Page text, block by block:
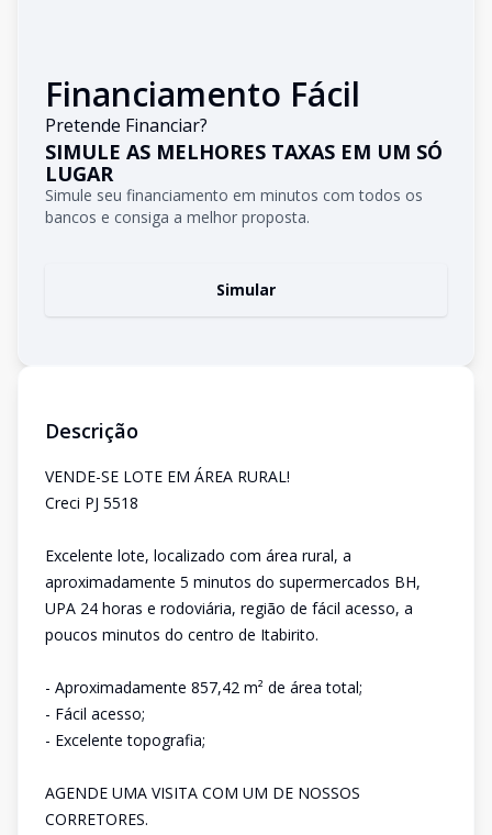
Financiamento Fácil
Pretende Financiar?
SIMULE AS MELHORES TAXAS EM UM SÓ
LUGAR
Simule seu financiamento em minutos com todos os
bancos e consiga a melhor proposta.
Simular
Descrição
VENDE-SE LOTE EM ÁREA RURAL!
Creci PJ 5518
Excelente lote, localizado com área rural, a
aproximadamente 5 minutos do supermercados BH,
UPA 24 horas e rodoviária, região de fácil acesso, a
poucos minutos do centro de Itabirito.
- Aproximadamente 857,42 m² de área total;
- Fácil acesso;
- Excelente topografia;
AGENDE UMA VISITA COM UM DE NOSSOS
CORRETORES.